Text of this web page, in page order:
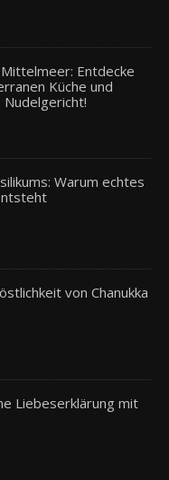
Entdecke
Küche und
Warum echtes
von Chanukka
Liebeserklärung mit